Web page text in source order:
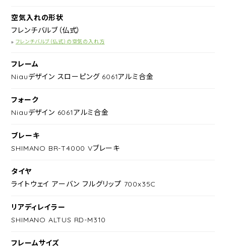
空気入れの形状
フレンチバルブ（仏式）
»フレンチバルブ（仏式）の空気の入れ方
フレーム
Niauデザイン スローピング 6061アルミ合金
フォーク
Niauデザイン 6061アルミ合金
ブレーキ
SHIMANO BR-T4000 Vブレーキ
タイヤ
ライトウェイ アーバン フルグリップ 700x35C
リアディレイラー
SHIMANO ALTUS RD-M310
フレームサイズ